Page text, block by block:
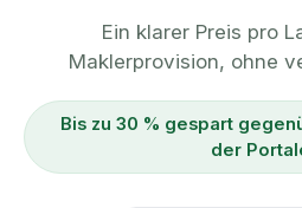
Ein klarer Preis pro
Maklerprovision, ohne
Bis zu 30 % gespart
der